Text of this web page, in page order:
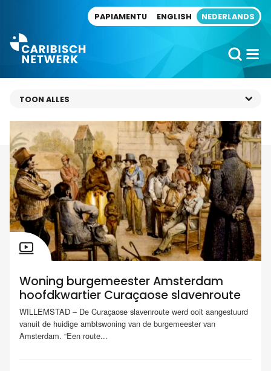
PAPIAMENTU ENGLISH NEDERLANDS
Woning burgemeester Amsterdam
hoofdkwartier Curaçaose slavenroute
WILLEMSTAD – De Curaçaose slavenroute werd ooit aangestuurd
vanuit de huidige ambtswoning van de burgemeester van
Amsterdam. “Een route...